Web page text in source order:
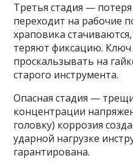
Третья стадия —
переходит на рабочие
храповика
теряют фиксацию. Ключ
проскальзывать на
старого инструмента.
Опасная стадия —
концентрации
головку) коррозия
ударной нагрузке
гарантирована.